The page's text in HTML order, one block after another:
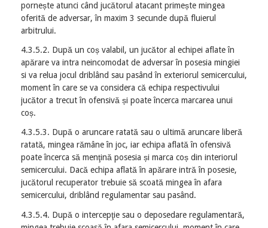
pornește atunci când jucătorul atacant primește mingea
oferită de adversar, în maxim 3 secunde după fluierul
arbitrului.
4.3.5.2. După un coș valabil, un jucător al echipei aflate în
apărare va intra neincomodat de adversar în posesia mingiei
si va relua jocul driblând sau pasând în exteriorul semicercului,
moment în care se va considera că echipa respectivului
jucător a trecut în ofensivă și poate încerca marcarea unui
coș.
4.3.5.3. După o aruncare ratată sau o ultimă aruncare liberă
ratată, mingea rămâne în joc, iar echipa aflată în ofensivă
poate încerca să menţină posesia și marca coș din interiorul
semicercului. Dacă echipa aflată în apărare intră în posesie,
jucătorul recuperator trebuie să scoată mingea în afara
semicercului, driblând regulamentar sau pasând.
4.3.5.4. După o intercepţie sau o deposedare regulamentară,